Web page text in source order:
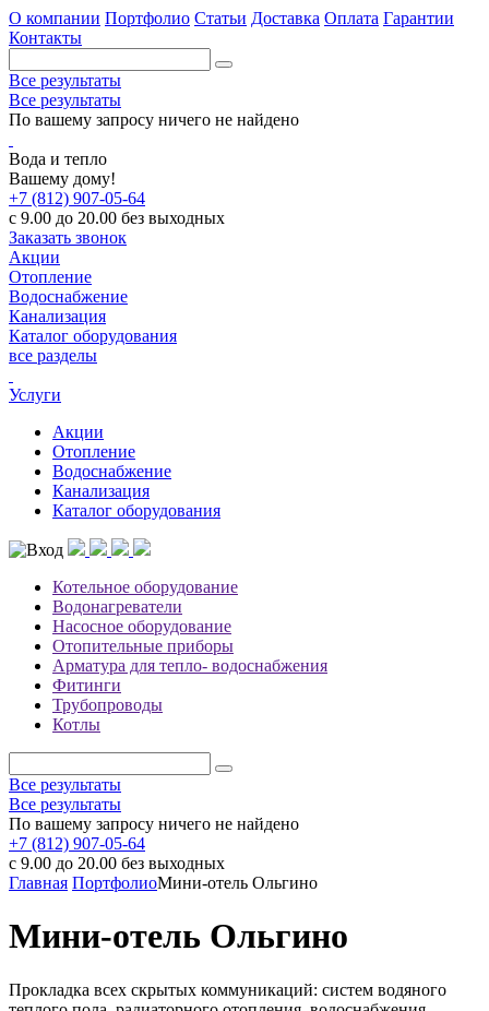
О компании Портфолио Статьи Доставка Оплата Гарантии
Контакты
Все результаты
Все результаты
По вашему запросу ничего не найдено
Вода и тепло
Вашему дому!
+7 (812) 907-05-64
с 9.00 до 20.00 без выходных
Заказать звонок
Акции
Отопление
Водоснабжение
Канализация
Каталог оборудования
все разделы
Услуги
Акции
Отопление
Водоснабжение
Канализация
Каталог оборудования
Котельное оборудование
Водонагреватели
Насосное оборудование
Отопительные приборы
Арматура для тепло- водоснабжения
Фитинги
Трубопроводы
Котлы
Все результаты
Все результаты
По вашему запросу ничего не найдено
+7 (812) 907-05-64
с 9.00 до 20.00 без выходных
Главная Портфолио Мини‑‏отель Ольгино
Мини‑‏отель Ольгино
Прокладка всех скрытых коммуникаций: систем водяного